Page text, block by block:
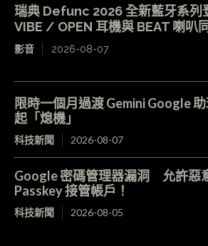
瑞典 Defunc 2026 全新藍牙系
VIBE / OPEN 耳機與 BEAT 喇叭
影音 2026-08-07
限時一個月過渡 Gemini Google 助
起「熄機」
科技新聞 2026-08-07
Google 密碼管理器漏洞 允許惡
Passkey 接管帳戶！
科技新聞 2026-08-05